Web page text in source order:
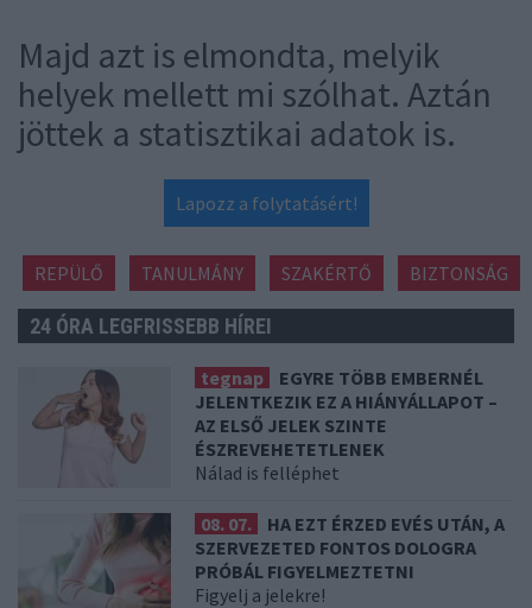
Majd azt is elmondta, melyik
helyek mellett mi szólhat. Aztán
jöttek a statisztikai adatok is.
Lapozz a folytatásért!
REPÜLŐ TANULMÁNY SZAKÉRTŐ BIZTONSÁG
24 ÓRA LEGFRISSEBB HÍREI
tegnap
EGYRE TÖBB EMBERNÉL
JELENTKEZIK EZ A HIÁNYÁLLAPOT –
AZ ELSŐ JELEK SZINTE
ÉSZREVEHETETLENEK
Nálad is felléphet
08. 07.
HA EZT ÉRZED EVÉS UTÁN, A
SZERVEZETED FONTOS DOLOGRA
PRÓBÁL FIGYELMEZTETNI
Figyelj a jelekre!